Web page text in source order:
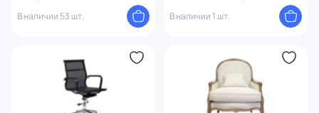
В наличии 53 шт.
кожи и матового черного
В наличии 1 шт.